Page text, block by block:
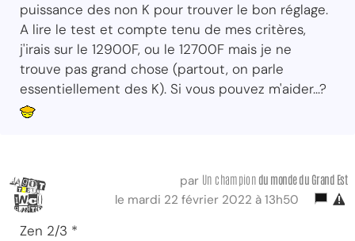
puissance des non K pour trouver le bon réglage.
A lire le test et compte tenu de mes critères,
j'irais sur le 12900F, ou le 12700F mais je ne
trouve pas grand chose (partout, on parle
essentiellement des K). Si vous pouvez m'aider...?
par Un champion du monde du Grand Est
le mardi 22 février 2022 à 13h50
Zen 2/3 *